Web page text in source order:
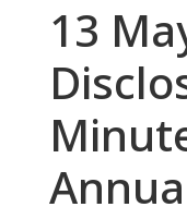
13